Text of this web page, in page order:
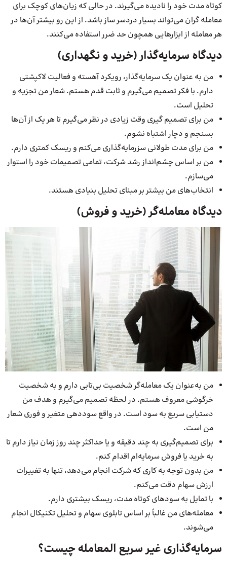
کوتاه مدت خود را نادیده می‌گیرند. در حالی که زیان‌های کوچک برای
معامله گران می‌تواند بسیار دردسر ساز باشد. از این رو بیشتر آن‌ها در
هر معامله از ابزارهایی همچون حد ضرر استفاده می‌کنند.
دیدگاه سرمایه‌گذار (خرید و نگهداری)
من به عنوان یک سرمایه‌گذار، رویکرد آهسته و فعالیت لاکپشتی
دارم. با فکر تصمیم می‌گیرم و ثابت قدم هستم. شعار من تجزیه و
تحلیل است.
من برای تصمیم گیری وقت زیادی در نظر می‌گیرم تا هر یک از آن‌ها
بسنجم و دچار اشتباه نشوم.
من برای مدت طولانی سزرمایه‌گذاری می‌کنم و ریسک کمتری دارم.
من بر اساس چشم‌انداز رشد شرکت، تمامی تصمیمات خود را استوار
می‌سازم.
انتخاب‌های من بیشتر بر مبنای تحلیل بنیادی هستند.
دیدگاه معامله‌گر (خرید و فروش)
من به‌عنوان یک معامله‌گر شخصیت بی‌تابی دارم و به شخصیت
خرگوشی معروف هستم. در لحظه تصمیم می‌گیرم و هدف من
دستیابی سریع به سود است. در واقع سوددهی متغیر و فوری شعار
من است.
برای تصمیم‌گیری به چند دقیقه و یا حداکثر چند روز زمان نیاز دارم تا
به خرید یا فروش سرمایه‌ام اقدام کنم.
من بدون توجه به کاری که شرکت انجام می‌دهد، تنها به تغییرات
ارزش سهام دقت می‌کنم.
با تمایل به سودهای کوتاه مدت، ریسک بیشتری دارم.
معامله‌های من غالباً بر اساس تابلوی سهام و تحلیل تکنیکال انجام
می‌شوند.
سرمایه‌گذاری غیر سریع المعامله چیست؟